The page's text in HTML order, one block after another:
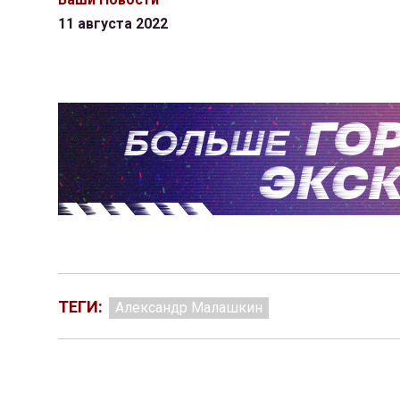
11 августа 2022
ТЕГИ: Александр Малашкин